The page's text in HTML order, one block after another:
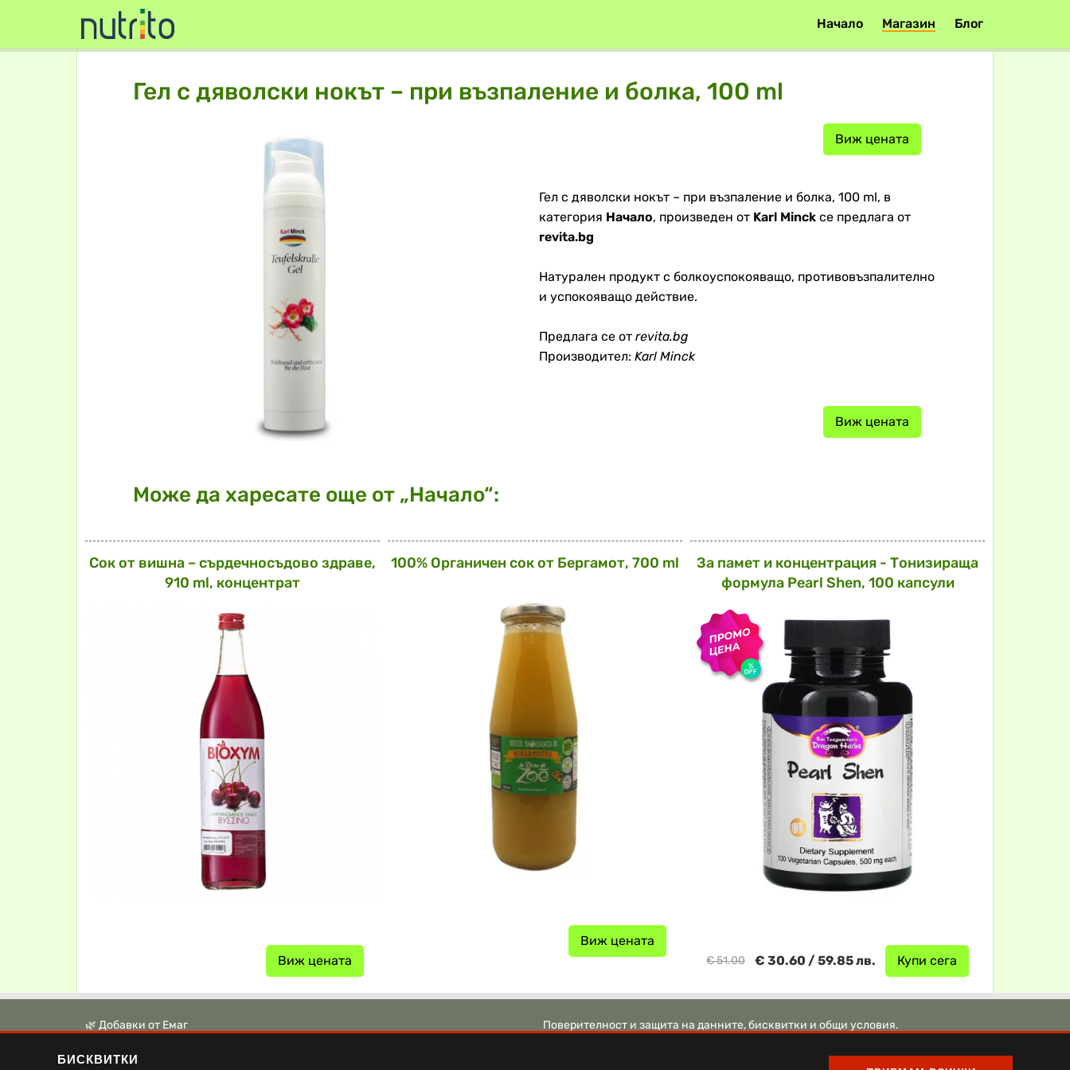
Начало Магазин Блог
Гел с дяволски нокът – при възпаление и болка, 100 ml
Виж цената
Гел с дяволски нокът – при възпаление и болка, 100 ml, в
категория Начало, произведен от Karl Minck се предлага от
revita.bg
Натурален продукт с болкоуспокояващо, противовъзпалително
и успокояващо действие.
Предлага се от revita.bg
Производител: Karl Minck
Виж цената
Може да харесате още от „Начало“:
Сок от вишна – сърдечносъдово здраве,
910 ml, концентрат
Виж цената
100% Органичен сок от Бергамот, 700 ml
Виж цената
За памет и концентрация - Тонизираща
формула Pearl Shen, 100 капсули
Купи сега
€ 30.60 / 59.85 лв.
€ 51.00
🌿 Добавки от Емаг
🌿 Аптека Витания
Поверителност и защита на данните, бисквитки и общи условия.
БИСКВИТКИ